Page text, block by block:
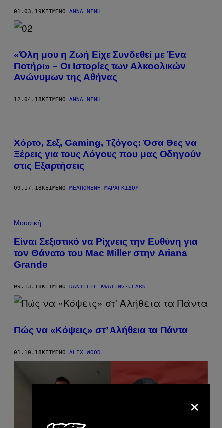
01.03.19ΚΕΊΜΕΝΟ ΆΝΝΑ ΝΊΝΗ
«Όλη μου η Ζωή Είχε Συνδεθεί με Ένα
Ποτήρι» – Οι Ιστορίες των Αλκοολικών
Ανώνυμων της Αθήνας
12.04.18 ΚΕΊΜΕΝΟ ΆΝΝΑ ΝΊΝΗ
Χόρτο​, Σεξ, Gaming​, Τζόγος: Όσα Θες να
Ξέρεις για τους Λόγους που μας Οδηγούν
στις Εξαρτήσεις
09.17.18ΚΕΊΜΕΝΟ ΜΕΛΠΟΜΈΝΗ ΜΑΡΑΓΚΊΔΟΥ
Μουσική
Είναι Σεξιστικό να Ρίχνεις την Ευθύνη για
τον Θάνατο του Mac Miller στην Ariana
Grande
09.13.18 ΚΕΊΜΕΝΟ DANIELLE KWATENG-CLARK
Πώς να «Κόψεις» στ’ Αλήθεια τα Πάντα
01.10.18ΚΕΊΜΕΝΟ ALEX WOOD
×